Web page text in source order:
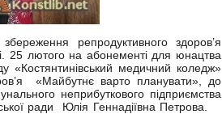
репродуктивного здоров’я
25 лютого на абонементі для юнацтва
медичний коледж»
«Майбутнє варто планувати», до
неприбуткового підприємства
ради Юлія Геннадіївна Петрова.